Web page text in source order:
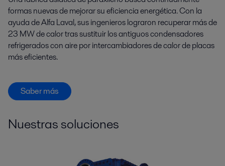
formas nuevas de mejorar su eficiencia energética. Con la
ayuda de Alfa Laval, sus ingenieros lograron recuperar más de
23 MW de calor tras sustituir los antiguos condensadores
refrigerados con aire por intercambiadores de calor de placas
más eficientes.
Saber más
Nuestras soluciones